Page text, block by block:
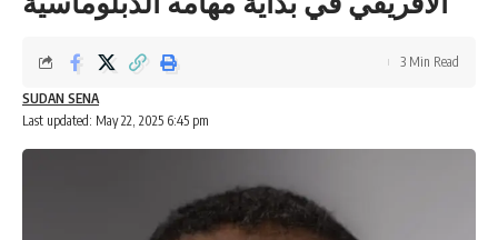
Last updated: May 22, 2025 6:45 pm
SUDAN SENA
3 Min Read